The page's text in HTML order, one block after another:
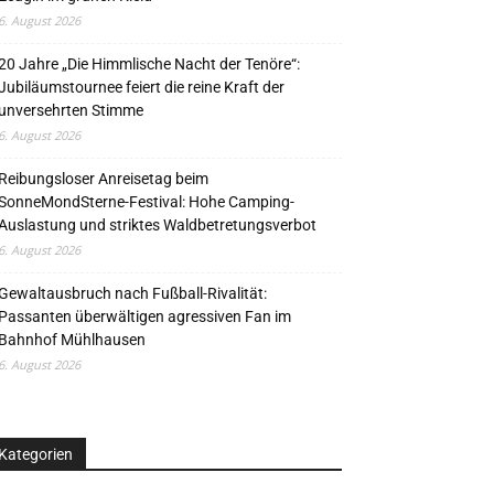
August 2026
Jahre „Die Himmlische Nacht der Tenöre“:
feiert die reine Kraft der
Stimme
August 2026
Anreisetag beim
Festival: Hohe Camping-
und striktes Waldbetretungsverbot
August 2026
nach Fußball-Rivalität:
überwältigen agressiven Fan im
Mühlhausen
August 2026